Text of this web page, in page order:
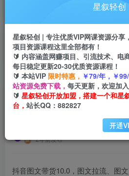
首页 创业课程 会员免费 正文
抖音图文带货10.0，图文拉流
接流等，一部手机就能做
2年前发布
抖音图文带货10.0，图文拉流、图
星叙轻创
星叙轻创 | 专注优质VIP网课资源分享
项目资源课程这里全部都有！
🔰 内容涵盖网赚项目、引流技术、电
每日稳定更新20-30优质资源课程！
🔰 本站VIP 限时特惠， ￥79/年，￥
站资源免费下载， 每天更新，欢迎加入
🔰 星叙轻创开放加盟，搭建一个和星
台， 站长QQ：882827
开通